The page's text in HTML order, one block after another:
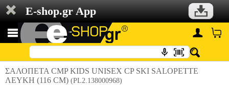
E-shop.gr App
ΣΑΛΟΠΕΤΑ CMP KIDS UNISEX CP SKI SALOPETTE
ΛΕΥΚΗ (116 CM) (PL2.138000968)